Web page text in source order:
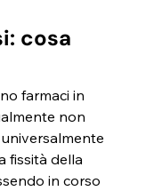
cosa
farmaci in
non
fissità della
in corso